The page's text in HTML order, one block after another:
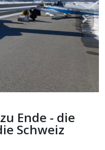
Ende - die
Schweiz